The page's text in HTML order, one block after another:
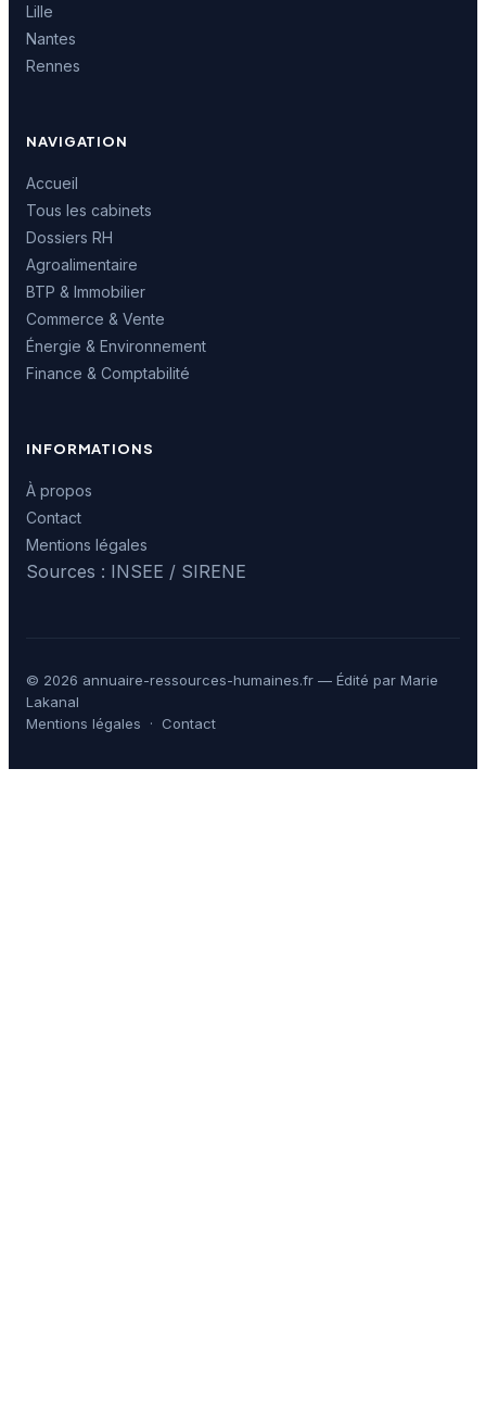
Lille
Nantes
Rennes
NAVIGATION
Accueil
Tous les cabinets
Dossiers RH
Agroalimentaire
BTP & Immobilier
Commerce & Vente
Énergie & Environnement
Finance & Comptabilité
INFORMATIONS
À propos
Contact
Mentions légales
Sources : INSEE / SIRENE
© 2026 annuaire-ressources-humaines.fr — Édité par Marie
Lakanal
Mentions légales · Contact